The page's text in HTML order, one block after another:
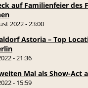
auf Familienfeier des
2022 - 23:00
Astoria – Top
- 21:36
Mal als Show-Act
- 15:59